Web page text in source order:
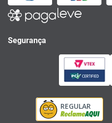
Segurança